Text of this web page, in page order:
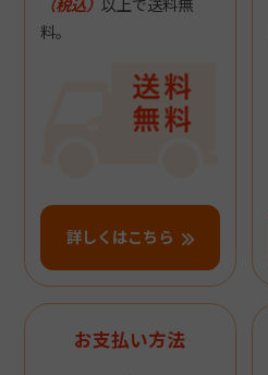
（税込） 以上で送料無
料。
詳しくはこちら
お支払い方法